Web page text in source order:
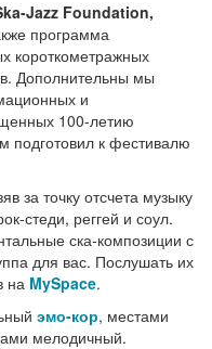
Jazz Foundation,
программа
короткометражных
Дополнительны мы
и
100-летию
подготовил к фестивалю
за точку отсчета музыку
стеди, реггей и соул.
ска-композиции с
для вас. Послушать их
на MySpace.
эмо-кор, местами
мелодичный.